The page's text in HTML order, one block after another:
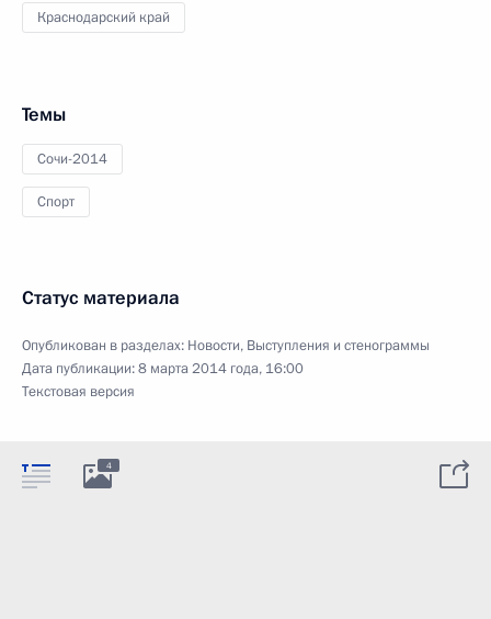
Краснодарский край
Темы
Сочи-2014
Спорт
Статус материала
Опубликован в разделах: Новости, Выступления и стенограммы
Дата публикации:8 марта 2014 года, 16:00
Текстовая версия
4